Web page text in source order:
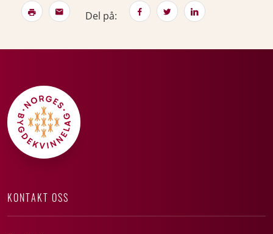
Del på:
KONTAKT OSS